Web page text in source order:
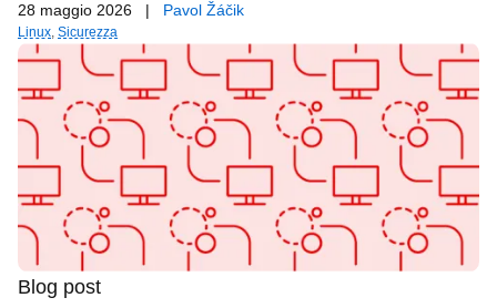
28 maggio 2026 | Pavol Žáčik
Linux, Sicurezza
Blog post